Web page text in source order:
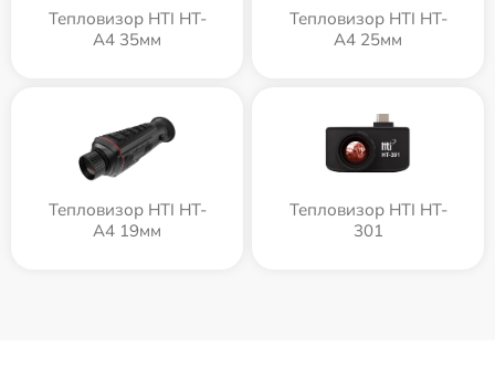
Тепловизор HTI HT-
A4 35мм
Тепловизор HTI HT-
A4 25мм
Тепловизор HTI HT-
A4 19мм
Тепловизор HTI HT-
301